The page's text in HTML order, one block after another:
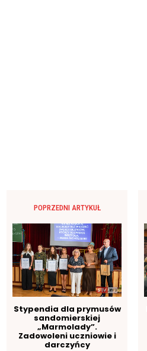
POPRZEDNI ARTYKUŁ
Stypendia dla prymusów
sandomierskiej
„Marmolady”.
Zadowoleni uczniowie i
darczyńcy